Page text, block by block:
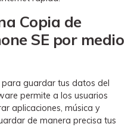
Copia de
SE por medio
guardar tus datos del
permite a los usuarios
aplicaciones, música y
de manera precisa tus